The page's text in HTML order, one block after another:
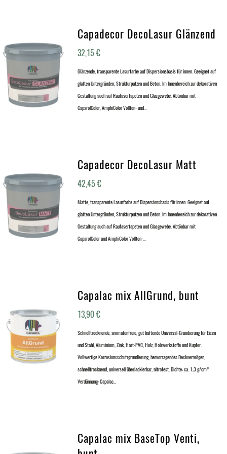
Capadecor DecoLasur Glänzend
32,15€
Glänzende, transparente Lasurfarbe auf Dispersionsbasis für innen. Geeignet auf
glatten Untergründen, Strukturputzen und Beton. Im Innenbereich zur dekorativen
Gestaltung auch auf Raufasertapeten und Glasgewebe. Abtönbar mit
CaparolColor, AmphiColor Vollton- und…
Capadecor DecoLasur Matt
42,45€
Matte, transparente Lasurfarbe auf Dispersionsbasis für innen. Geeignet auf
glatten Untergründen, Strukturputzen und Beton. Im Innenbereich zur dekorativen
Gestaltung auch auf Raufasertapeten und Glasgewebe. Abtönbar mit
CaparolColor und AmphiColor Vollton-…
Capalac mix AllGrund, bunt
13,90€
Schnelltrocknende, aromatenfreie, gut haftende Universal-Grundierung für Eisen
und Stahl, Aluminium, Zink, Hart-PVC, Holz, Holzwerkstoffe und Kupfer.
Vollwertige Korrosionsschutzgrundierung, hervorragendes Deckvermögen,
schnelltrocknend, universell überlackierbar, nitrofest. Dichte: ca. 1,3 g/cm³
Verdünnung: Capalac…
Capalac mix BaseTop Venti,